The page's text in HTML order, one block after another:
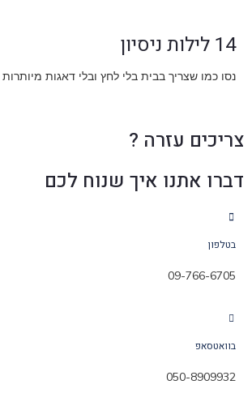
14 לילות ניסיון
נסו כמו שצריך בבית בלי לחץ ובלי דאגות מיותרות
צריכים עזרה ?
דברו אתנו איך שנוח לכם
בטלפון
09-766-6705
בוואטסאפ
050-8909932